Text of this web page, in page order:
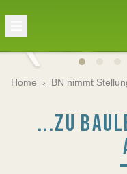
Home › BN nimmt
...ZU